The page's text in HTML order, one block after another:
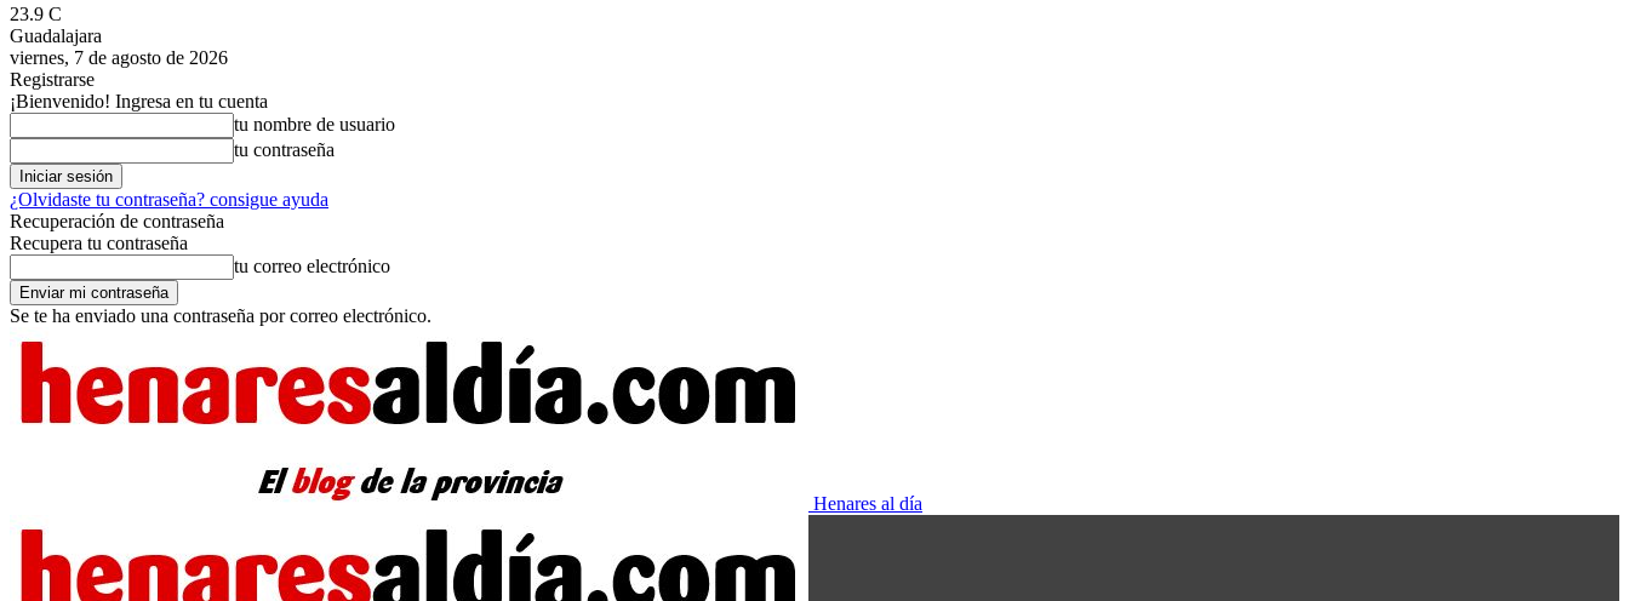
23.9 C
Guadalajara
viernes, 7 de agosto de 2026
Registrarse
¡Bienvenido! Ingresa en tu cuenta
tu nombre de usuario
tu contraseña
¿Olvidaste tu contraseña? consigue ayuda
Recuperación de contraseña
Recupera tu contraseña
tu correo electrónico
Se te ha enviado una contraseña por correo electrónico.
Henares al día